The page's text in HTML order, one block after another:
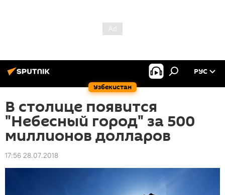
Узбекистан
РУС
В столице появится
"Небесный город" за 500
миллионов долларов
17:56 28.07.2018